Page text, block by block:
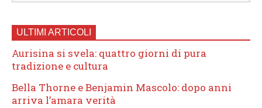
ULTIMI ARTICOLI
Aurisina si svela: quattro giorni di pura
tradizione e cultura
Bella Thorne e Benjamin Mascolo: dopo anni
arriva l’amara verità